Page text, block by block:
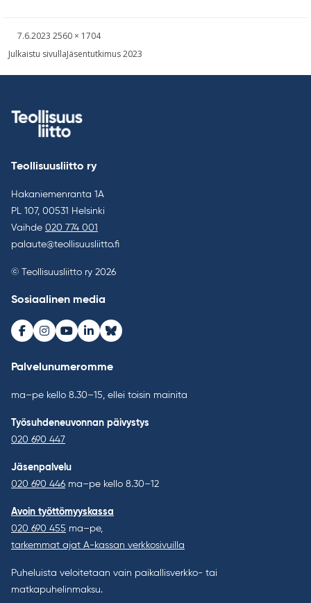
Kirjoitettu
7.6.2023 Täysikokoinen
2560 × 1704
Artikkelien
Julkaistu sivullaJäsentutkimus 2023
Teollisuusliitto ry
Hakaniemenranta 1A
PL 107, 00531 Helsinki
Vaihde 020 774 001
palaute@teollisuusliitto.fi
© Teollisuusliitto ry 2026
Sosiaalinen media
Facebook
Instagram
Youtube
LinkedInBluesky
Palvelunumeromme
ma–pe kello 8.30–15, ellei toisin mainita
Työsuhdeneuvonnan päivystys
020 690 447
Jäsenpalvelu
020 690 446 ma–pe kello 8.30–12
Avoin työttömyyskassa
020 690 455 ma–pe,
tarkemmat ajat A-kassan verkkosivuilla
Puheluista veloitetaan vain paikallisverkko- tai
matkapuhelinmaksu.